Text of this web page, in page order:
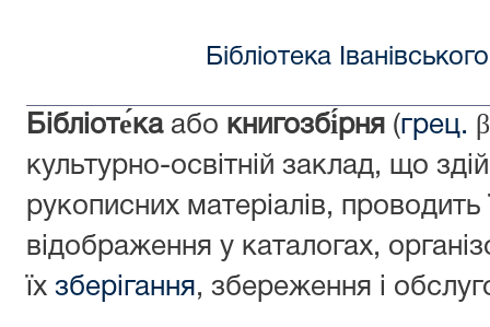
Бібліотека
Бібліоте́каабо книгозбі́рня (грец.
культурно-освітній заклад, що
рукописних матеріалів, проводить
відображення у каталогах,
їх зберігання, збереження і